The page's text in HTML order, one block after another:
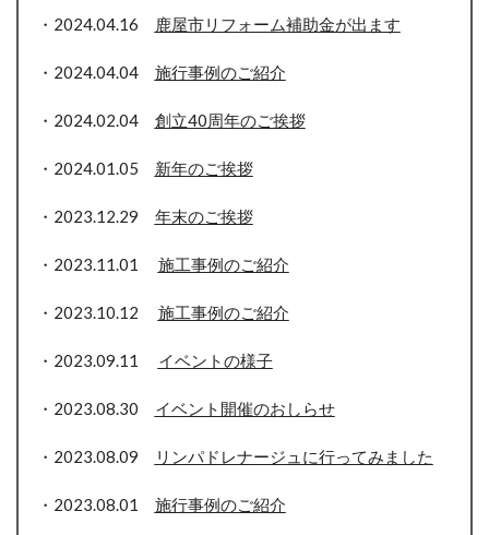
・2024.04.16 鹿屋市リフォーム補助金が出ます
・2024.04.04 施行事例のご紹介
・2024.02.04 創立40周年のご挨拶
・2024.01.05 新年のご挨拶
・2023.12.29 年末のご挨拶
・2023.11.01 施工事例のご紹介
・2023.10.12 施工事例のご紹介
・2023.09.11 イベントの様子
・2023.08.30 イベント開催のおしらせ
・2023.08.09 リンパドレナージュに行ってみました
・2023.08.01 施行事例のご紹介